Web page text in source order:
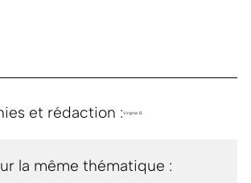
et rédaction :Virginie B.
la même thématique :